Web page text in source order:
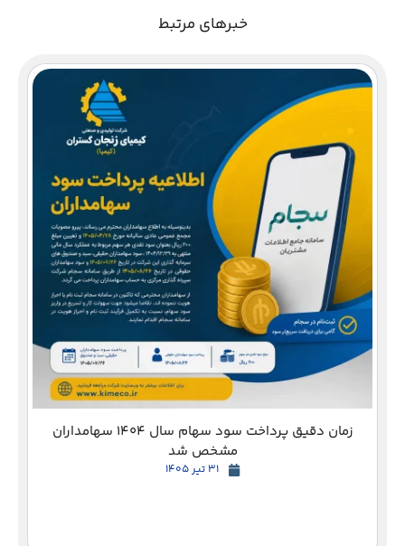
خبرهای مرتبط
زمان دقیق پرداخت سود سهام سال 1404 سهامداران
مشخص شد
31 تیر 1405